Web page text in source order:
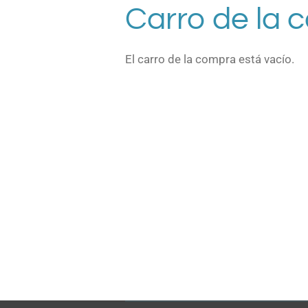
Carro de la
El carro de la compra está vacío.